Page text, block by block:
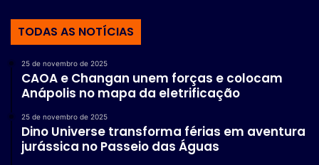
TODAS AS NOTÍCIAS
25 de novembro de 2025
CAOA e Changan unem forças e colocam
Anápolis no mapa da eletrificação
25 de novembro de 2025
Dino Universe transforma férias em aventura
jurássica no Passeio das Águas